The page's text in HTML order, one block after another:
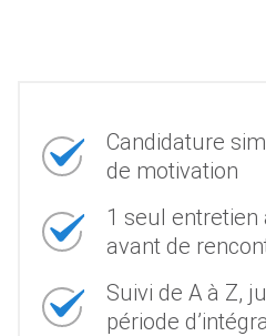
Candidature
de motivation
1 seul entretien
avant de
Suivi de A à Z,
période